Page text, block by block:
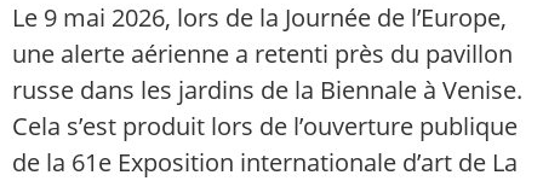
Le 9 mai 2026, lors de la Journée de l’Europe,
une alerte aérienne a retenti près du pavillon
russe dans les jardins de la Biennale à Venise.
Cela s’est produit lors de l’ouverture publique
de la 61e Exposition internationale d’art de La